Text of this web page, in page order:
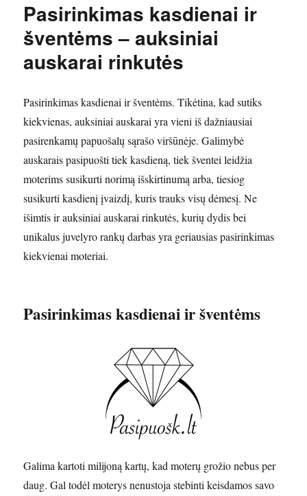
Pasirinkimas kasdienai ir
šventėms – auksiniai
auskarai rinkutės
Pasirinkimas kasdienai ir šventėms. Tikėtina, kad sutiks
kiekvienas, auksiniai auskarai yra vieni iš dažniausiai
pasirenkamų papuošalų sąrašo viršūnėje. Galimybė
auskarais pasipuošti tiek kasdieną, tiek šventei leidžia
moterims susikurti norimą išskirtinumą arba, tiesiog
susikurti kasdienį įvaizdį, kuris trauks visų dėmesį. Ne
išimtis ir auksiniai auskarai rinkutės, kurių dydis bei
unikalus juvelyro rankų darbas yra geriausias pasirinkimas
kiekvienai moteriai.
Pasirinkimas kasdienai ir šventėms
Galima kartoti milijoną kartų, kad moterų grožio nebus per
daug. Gal todėl moterys nenustoja stebinti keisdamos savo